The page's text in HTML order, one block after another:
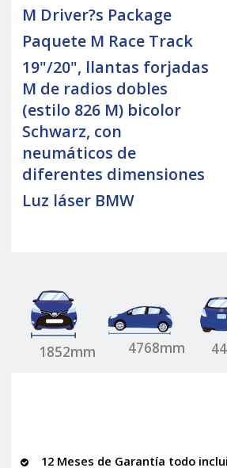
M Driver?s Package
Paquete M Race Track
19"/20", llantas forjadas
M de radios dobles
(estilo 826 M) bicolor
Schwarz, con
neumáticos de
diferentes dimensiones
Luz láser BMW
1852mm 4768mm
12 Meses de Garantía todo